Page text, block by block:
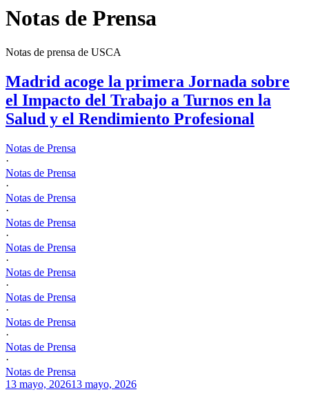
Notas de Prensa
Notas de prensa de USCA
Madrid acoge la primera Jornada sobre
el Impacto del Trabajo a Turnos en la
Salud y el Rendimiento Profesional
Notas de Prensa
·
Notas de Prensa
·
Notas de Prensa
·
Notas de Prensa
·
Notas de Prensa
·
Notas de Prensa
·
Notas de Prensa
·
Notas de Prensa
·
Notas de Prensa
·
Notas de Prensa
13 mayo, 202613 mayo, 2026